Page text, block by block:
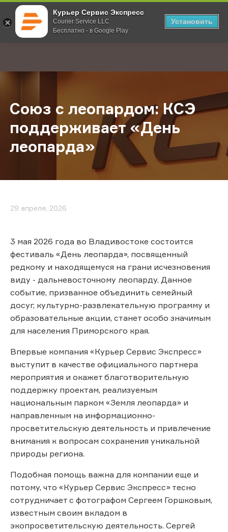
Курьер Сервис Экспресс
Courier Service LLC
Бесплатно - в Google Play
Установить
; Главная О компании Новости Союз с леопардом: КСЭ
Союз с леопардом: КСЭ
поддерживает «День
леопарда»
29 апреля, 2026
3 мая 2026 года во Владивостоке состоится
фестиваль «День леопарда», посвященный
редкому и находящемуся на грани исчезновения
виду - дальневосточному леопарду. Данное
событие, призванное объединить семейный
досуг, культурно-развлекательную программу и
образовательные акции, станет особо значимым
для населения Приморского края.
Впервые компания «Курьер Сервис Экспресс»
выступит в качестве официального партнера
мероприятия и окажет благотворительную
поддержку проектам, реализуемым
национальным парком «Земля леопарда» и
направленным на информационно-
просветительскую деятельность и привлечение
внимания к вопросам сохранения уникальной
природы региона.
Подобная помощь важна для компании еще и
потому, что «Курьер Сервис Экспресс» тесно
сотрудничает с фотографом Сергеем Горшковым,
известным своим вкладом в
экопросветительскую деятельность. Сергей